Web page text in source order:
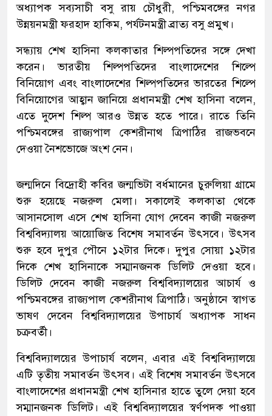
অধ্যাপক সব্যসাচী বসু রায় চৌধুরী, পশ্চিমবঙ্গের নগর
উন্নয়নমন্ত্রী ফরহাদ হাকিম, পর্যটনমন্ত্রী ব্রাত্য বসু প্রমুখ।
সন্ধ্যায় শেখ হাসিনা কলকাতার শিল্পপতিদের সঙ্গে দেখা
করেন। ভারতীয় শিল্পপতিদের বাংলাদেশের শিল্পে
বিনিয়োগ এবং বাংলাদেশের শিল্পপতিদের ভারতের শিল্পে
বিনিয়োগের আহ্বান জানিয়ে প্রধানমন্ত্রী শেখ হাসিনা বলেন,
এতে দুদেশ শিল্প আরও উন্নত হতে পারে। রাতে তিনি
পশ্চিমবঙ্গের রাজ্যপাল কেশরীনাথ ত্রিপাঠির রাজভবনে
দেওয়া নৈশভোজে অংশ নেন।
জন্মদিনে বিদ্রোহী কবির জন্মভিটা বর্ধমানের চুরুলিয়া গ্রামে
শুরু হয়েছে নজরুল মেলা। সকালেই কলকাতা থেকে
আসানসোল এসে শেখ হাসিনা যোগ দেবেন কাজী নজরুল
বিশ্ববিদ্যালয় আয়োজিত বিশেষ সমাবর্তন উৎসবে। উৎসব
শুরু হবে দুপুর পৌনে ১২টার দিকে। দুপুর সোয়া ১২টার
দিকে শেখ হাসিনাকে সম্মানজনক ডিলিট দেওয়া হবে।
ডিলিট দেবেন কাজী নজরুল বিশ্ববিদ্যালয়ের আচার্য ও
পশ্চিমবঙ্গের রাজ্যপাল কেশরীনাথ ত্রিপাঠি। অনুষ্ঠানে স্বাগত
ভাষণ দেবেন বিশ্ববিদ্যালয়ের উপাচার্য অধ্যাপক সাধন
চক্রবর্তী।
বিশ্ববিদ্যালয়ের উপাচার্য বলেন, এবার এই বিশ্ববিদ্যালয়ে
এটি তৃতীয় সমাবর্তন উৎসব। এই বিশেষ সমাবর্তন উৎসবে
বাংলাদেশের প্রধানমন্ত্রী শেখ হাসিনার হাতে তুলে দেয়া হবে
সম্মানজনক ডিলিট। এই বিশ্ববিদ্যালয়ের স্বর্ণপদক পাওয়া